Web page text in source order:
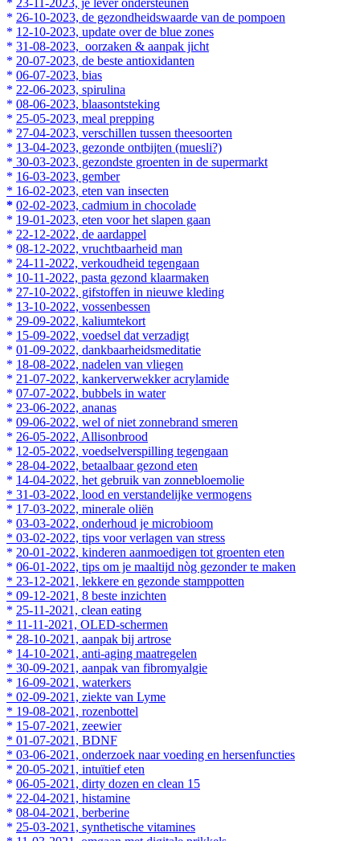
* 23-11-2023, je lever ondersteunen
* 26-10-2023, de gezondheidswaarde van de pompoen
* 12-10-2023, update over de blue zones
* 31-08-2023, oorzaken & aanpak jicht
* 20-07-2023, de beste antioxidanten
* 06-07-2023, bias
* 22-06-2023, spirulina
* 08-06-2023, blaasontsteking
* 25-05-2023, meal prepping
* 27-04-2023, verschillen tussen theesoorten
* 13-04-2023, gezonde ontbijten (muesli?)
* 30-03-2023, gezondste groenten in de supermarkt
* 16-03-2023, gember
* 16-02-2023, eten van insecten
* 02-02-2023, cadmium in chocolade
* 19-01-2023, eten voor het slapen gaan
* 22-12-2022, de aardappel
* 08-12-2022, vruchtbaarheid man
* 24-11-2022, verkoudheid tegengaan
* 10-11-2022, pasta gezond klaarmaken
* 27-10-2022, gifstoffen in nieuwe kleding
* 13-10-2022, vossenbessen
* 29-09-2022, kaliumtekort
* 15-09-2022, voedsel dat verzadigt
* 01-09-2022, dankbaarheidsmeditatie
* 18-08-2022, nadelen van vliegen
* 21-07-2022, kankerverwekker acrylamide
* 07-07-2022, bubbels in water
* 23-06-2022, ananas
* 09-06-2022, wel of niet zonnebrand smeren
* 26-05-2022, Allisonbrood
* 12-05-2022, voedselverspilling tegengaan
* 28-04-2022, betaalbaar gezond eten
* 14-04-2022, het gebruik van zonnebloemolie
* 31-03-2022, lood en verstandelijke vermogens
* 17-03-2022, minerale oliën
* 03-03-2022, onderhoud je microbioom
* 03-02-2022, tips voor verlagen van stress
* 20-01-2022, kinderen aanmoedigen tot groenten eten
* 06-01-2022, tips om je maaltijd nòg gezonder te maken
* 23-12-2021, lekkere en gezonde stamppotten
* 09-12-2021, 8 beste inzichten
* 25-11-2021, clean eating
* 11-11-2021, OLED-schermen
* 28-10-2021, aanpak bij artrose
* 14-10-2021, anti-aging maatregelen
* 30-09-2021, aanpak van fibromyalgie
* 16-09-2021, waterkers
* 02-09-2021, ziekte van Lyme
* 19-08-2021, rozenbottel
* 15-07-2021, zeewier
* 01-07-2021, BDNF
* 03-06-2021, onderzoek naar voeding en hersenfuncties
* 20-05-2021, intuïtief eten
* 06-05-2021, dirty dozen en clean 15
* 22-04-2021, histamine
* 08-04-2021, berberine
* 25-03-2021, synthetische vitamines